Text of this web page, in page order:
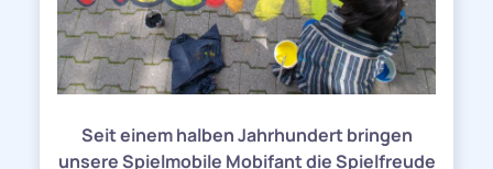
Seit einem halben Jahrhundert bringen
unsere Spielmobile Mobifant die Spielfreude